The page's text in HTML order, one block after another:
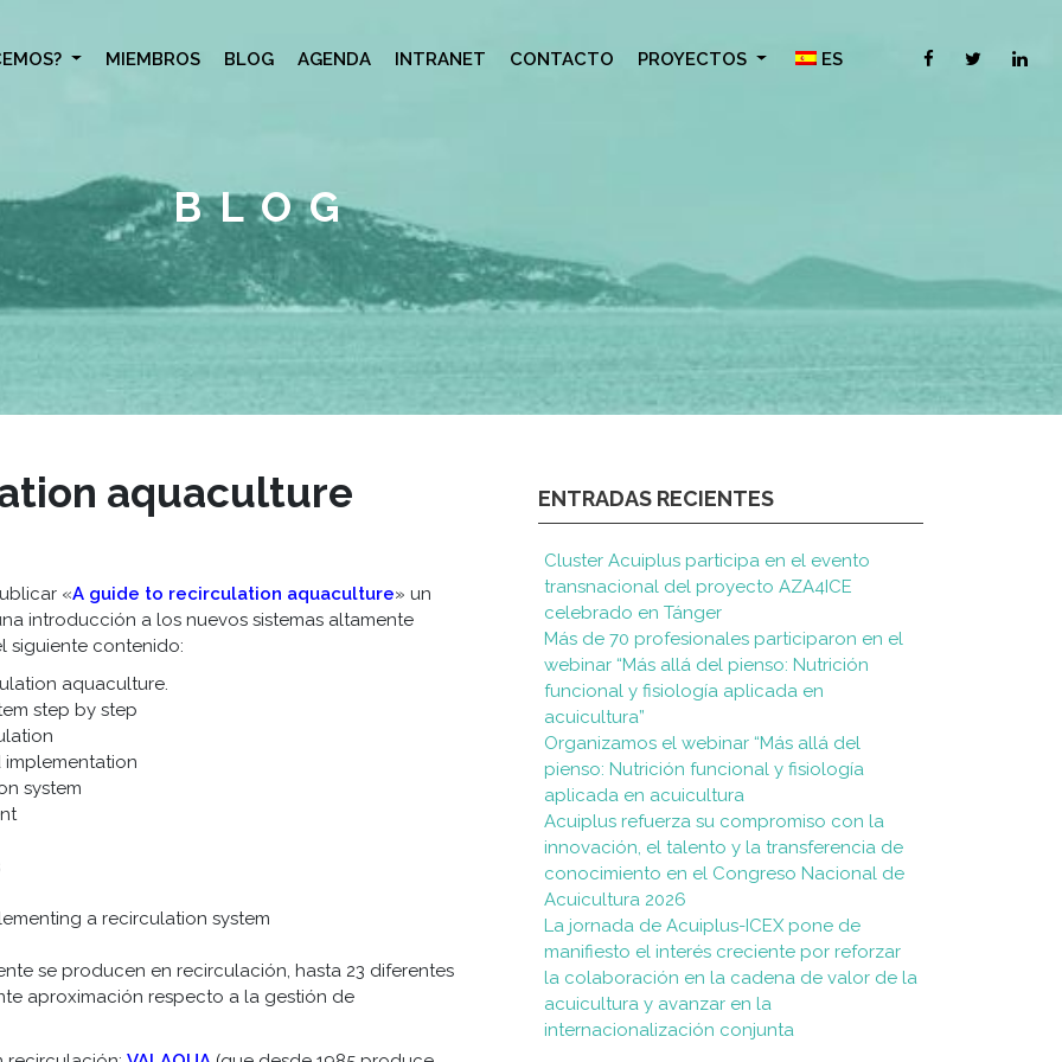
MIEMBROS BLOG AGENDA INTRANET CONTACTO PROYECTOS ES
BLOG
aquaculture
«A guide to recirculation aquaculture» un
introducción a los nuevos sistemas altamente
siguiente contenido:
aquaculture.
step by step
implementation
system
a recirculation system
se producen en recirculación, hasta 23 diferentes
aproximación respecto a la gestión de
ENTRADAS RECIENTES
Cluster Acuiplus participa en el evento
transnacional del proyecto AZA4ICE
celebrado en Tánger
Más de 70 profesionales participaron en el
webinar “Más allá del pienso: Nutrición
funcional y fisiología aplicada en
acuicultura”
Organizamos el webinar “Más allá del
pienso: Nutrición funcional y fisiología
aplicada en acuicultura
Acuiplus refuerza su compromiso con la
innovación, el talento y la transferencia de
conocimiento en el Congreso Nacional de
Acuicultura 2026
La jornada de Acuiplus-ICEX pone de
manifiesto el interés creciente por reforzar
la colaboración en la cadena de valor de la
acuicultura y avanzar en la
internacionalización conjunta